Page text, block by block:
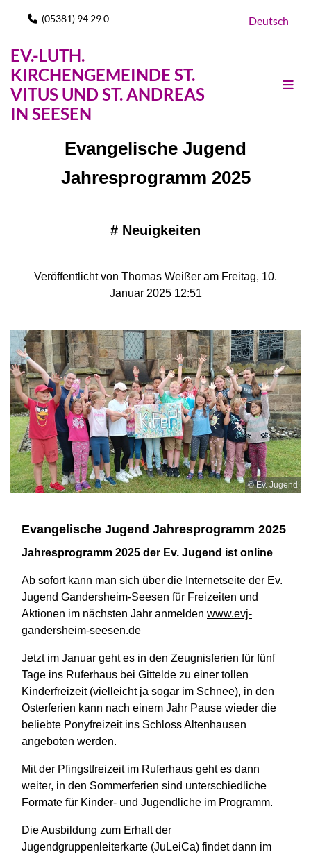
 (05381) 94 29 0 Deutsch
EV.-LUTH.
KIRCHENGEMEINDE ST.
VITUS UND ST. ANDREAS
IN SEESEN
Evangelische Jugend
Jahresprogramm 2025
# Neuigkeiten
Veröffentlicht von Thomas Weißer am Freitag, 10.
Januar 2025 12:51
© Ev. Jugend
Evangelische Jugend Jahresprogramm 2025
Jahresprogramm 2025 der Ev. Jugend ist online
Ab sofort kann man sich über die Internetseite der Ev.
Jugend Gandersheim-Seesen für Freizeiten und
Aktionen im nächsten Jahr anmelden www.evj-
gandersheim-seesen.de
Jetzt im Januar geht es in den Zeugnisferien für fünf
Tage ins Ruferhaus bei Gittelde zu einer tollen
Kinderfreizeit (vielleicht ja sogar im Schnee), in den
Osterferien kann nach einem Jahr Pause wieder die
beliebte Ponyfreizeit ins Schloss Altenhausen
angeboten werden.
Mit der Pfingstfreizeit im Ruferhaus geht es dann
weiter, in den Sommerferien sind unterschiedliche
Formate für Kinder- und Jugendliche im Programm.
Die Ausbildung zum Erhalt der
Jugendgruppenleiterkarte (JuLeiCa) findet dann im